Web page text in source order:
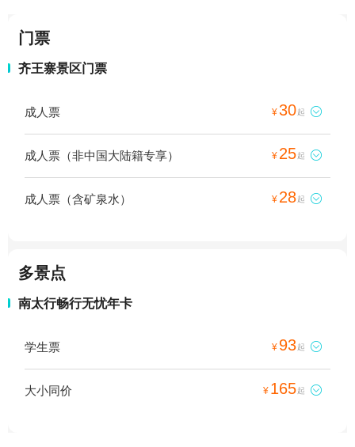
门票
齐王寨景区门票
成人票 ¥30起 
成人票（非中国大陆籍专享） ¥ 25起 
成人票（含矿泉水） ¥ 28起 
多景点
南太行畅行无忧年卡
学生票 ¥ 93起 
大小同价 ¥ 165起 